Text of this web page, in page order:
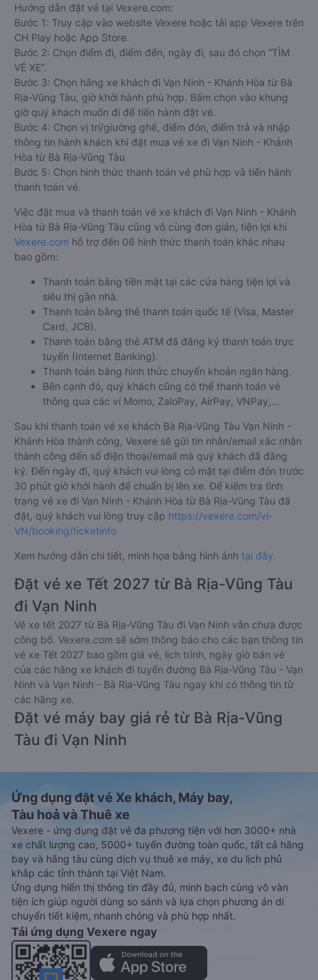
Hướng dẫn đặt vé tại Vexere.com:
Bước 1: Truy cập vào website Vexere hoặc tải app Vexere trên
CH Play hoặc App Store.
Bước 2: Chọn điểm đi, điểm đến, ngày đi, sau đó chọn “TÌM
VÉ XE”.
Bước 3: Chọn hãng xe khách đi Vạn Ninh - Khánh Hòa từ Bà
Rịa-Vũng Tàu, giờ khởi hành phù hợp. Bấm chọn vào khung
giờ quý khách muốn đi để tiến hành đặt vé.
Bước 4: Chọn vị trí/giường ghế, điểm đón, điểm trả và nhập
thông tin hành khách khi đặt mua vé xe đi Vạn Ninh - Khánh
Hòa từ Bà Rịa-Vũng Tàu
Bước 5: Chọn hình thức thanh toán vé phù hợp và tiến hành
thanh toán vé.
Việc đặt mua và thanh toán vé xe khách đi Vạn Ninh - Khánh
Hòa từ Bà Rịa-Vũng Tàu cũng vô cùng đơn giản, tiện lợi khi
Vexere.com hỗ trợ đến 06 hình thức thanh toán khác nhau
bao gồm:
Thanh toán bằng tiền mặt tại các cửa hàng tiện lợi và
siêu thị gần nhà.
Thanh toán bằng thẻ thanh toán quốc tế (Visa, Master
Card, JCB).
Thanh toán bằng thẻ ATM đã đăng ký thanh toán trực
tuyến (Internet Banking).
Thanh toán bằng hình thức chuyển khoản ngân hàng.
Bên cạnh đó, quý khách cũng có thể thanh toán vé
thông qua các ví Momo, ZaloPay, AirPay, VNPay,…
Sau khi thanh toán vé xe khách Bà Rịa-Vũng Tàu Vạn Ninh -
Khánh Hòa thành công, Vexere sẽ gửi tin nhắn/email xác nhận
thành công đến số điện thoại/email mà quý khách đã đăng
ký. Đến ngày đi, quý khách vui lòng có mặt tại điểm đón trước
30 phút giờ khởi hành để chuẩn bị lên xe. Để kiểm tra tình
trạng vé xe đi Vạn Ninh - Khánh Hòa từ Bà Rịa-Vũng Tàu đã
đặt, quý khách vui lòng truy cập https://vexere.com/vi-
VN/booking/ticketinfo
Xem hướng dẫn chi tiết, minh họa bằng hình ảnh tại đây.
Đặt vé xe Tết 2027 từ Bà Rịa-Vũng Tàu
đi Vạn Ninh
Vé xe tết 2027 từ Bà Rịa-Vũng Tàu đi Vạn Ninh vẫn chưa được
công bố. Vexere.com sẽ sớm thông báo cho các bạn thông tin
vé xe Tết 2027 bao gồm giá vé, lịch trình, ngày giờ bán vé
của các hãng xe khách đi tuyến đường Bà Rịa-Vũng Tàu - Vạn
Ninh và Vạn Ninh - Bà Rịa-Vũng Tàu ngay khi có thông tin từ
các hãng xe.
Đặt vé máy bay giá rẻ từ Bà Rịa-Vũng
Tàu đi Vạn Ninh
Ứng dụng đặt vé Xe khách, Máy bay,
Tàu hoả và Thuê xe
Vexere - ứng dụng đặt vé đa phương tiện với hơn 3000+ nhà
xe chất lượng cao, 5000+ tuyến đường toàn quốc, tất cả hãng
bay và hãng tàu cùng dịch vụ thuê xe máy, xe du lịch phủ
khắp các tỉnh thành tại Việt Nam.
Ứng dụng hiển thị thông tin đầy đủ, minh bạch cùng vô vàn
tiện ích giúp người dùng so sánh và lựa chọn phương án di
chuyển tiết kiệm, nhanh chóng và phù hợp nhất.
Tải ứng dụng Vexere ngay